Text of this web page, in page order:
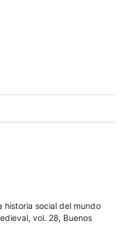
historia social del mundo
vol. 28, Buenos